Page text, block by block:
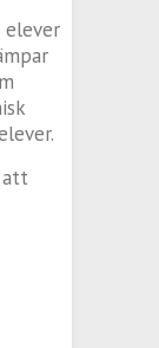
elever
att